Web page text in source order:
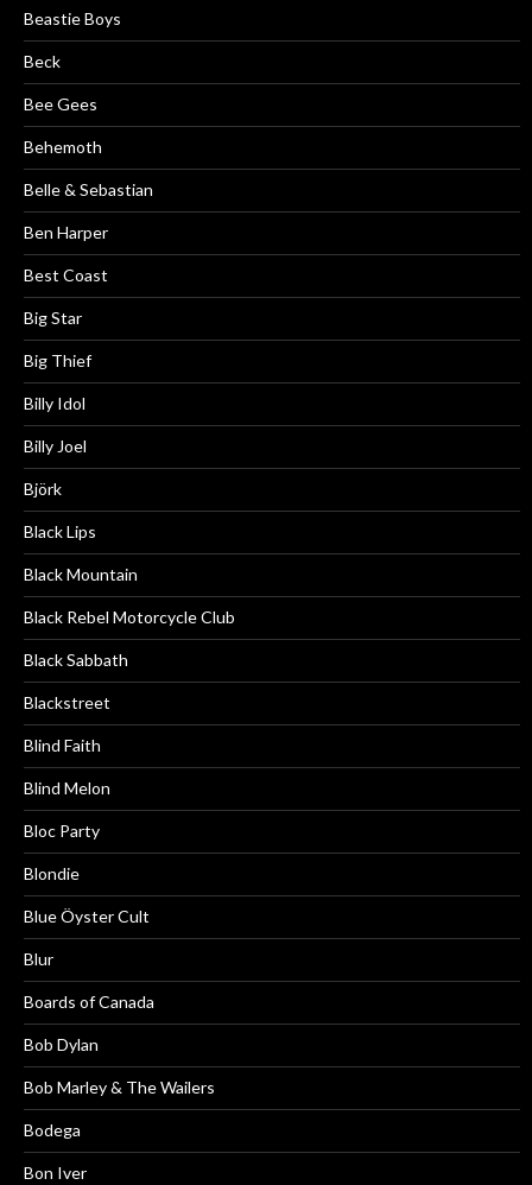
Beastie Boys
Beck
Bee Gees
Behemoth
Belle & Sebastian
Ben Harper
Best Coast
Big Star
Big Thief
Billy Idol
Billy Joel
Björk
Black Lips
Black Mountain
Black Rebel Motorcycle Club
Black Sabbath
Blackstreet
Blind Faith
Blind Melon
Bloc Party
Blondie
Blue Öyster Cult
Blur
Boards of Canada
Bob Dylan
Bob Marley & The Wailers
Bodega
Bon Iver